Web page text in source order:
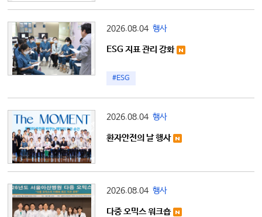
2026.08.04 행사
ESG 지표 관리 강화
#ESG
2026.08.04 행사
환자안전의 날 행사
2026.08.04 행사
다중 오믹스 워크숍